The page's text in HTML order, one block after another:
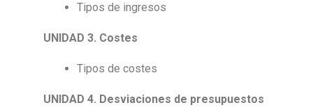
Tipos de ingresos
UNIDAD 3. Costes
Tipos de costes
UNIDAD 4. Desviaciones de presupuestos